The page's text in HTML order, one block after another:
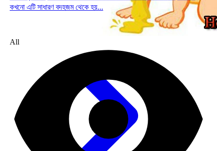
Drop
All
কখনো এটি সাধারণ বদহজম থেকে হয়...